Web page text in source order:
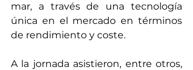
mar, a través de una tecnología
única en el mercado en términos
de rendimiento y coste.
A la jornada asistieron, entre otros,